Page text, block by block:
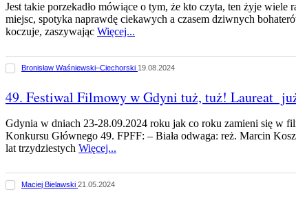
Jest takie porzekadło mówiące o tym, że kto czyta, ten żyje wiele
miejsc, spotyka naprawdę ciekawych a czasem dziwnych
koczuje, zaszywając Więcej...
Bronisław Waśniewski–Ciechorski 19.08.2024
49. Festiwal Filmowy w Gdyni tuż, tuż! Laureat
Gdynia w dniach 23-28.09.2024 roku jak co roku zamieni się w
Konkursu Głównego 49. FPFF: – Biała odwaga: reż. Marcin
lat trzydziestych Więcej...
Maciej Bielawski 21.05.2024